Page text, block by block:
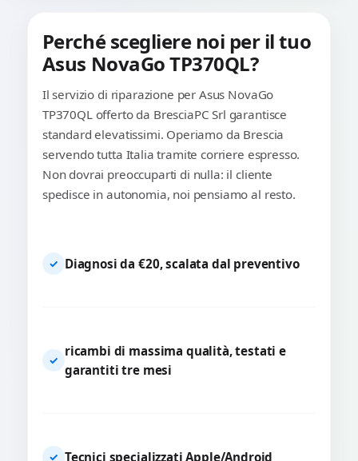
Perché scegliere noi per il tuo
Asus NovaGo TP370QL?
Il servizio di riparazione per Asus NovaGo
TP370QL offerto da BresciaPC Srl garantisce
standard elevatissimi. Operiamo da Brescia
servendo tutta Italia tramite corriere espresso.
Non dovrai preoccuparti di nulla: il cliente
spedisce in autonomia, noi pensiamo al resto.
✓ Diagnosi da €20, scalata dal preventivo
✓
ricambi di massima qualità, testati e
garantiti tre mesi
✓ Tecnici specializzati Apple/Android